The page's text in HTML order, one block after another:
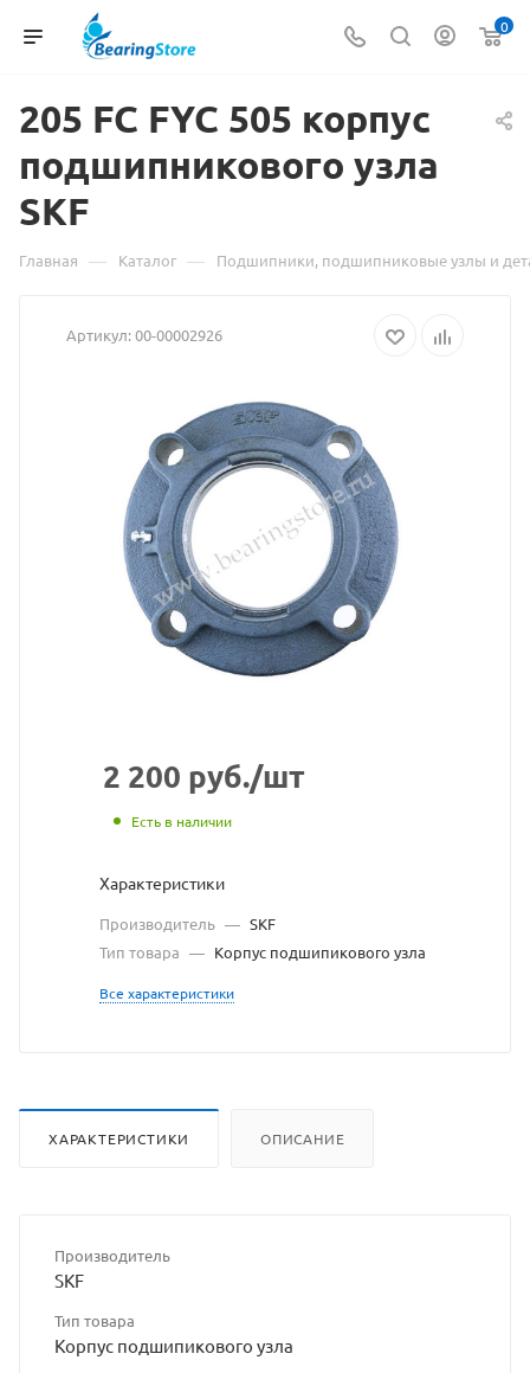
0
205 FC FYC 505 корпус
о
205
FYC
подшипникового узла
SKF
Главная — Каталог — Подшипники, подшипниковые узлы и
Артикул:00-00002926
2 200 руб./шт
Есть в наличии
Характеристики
Производитель — SKF
Тип товара — Корпус подшипикового узла
Все характеристики
ХАРАКТЕРИСТИКИ ОПИСАНИЕ
Производитель
SKF
Тип товара
Корпус подшипикового узла